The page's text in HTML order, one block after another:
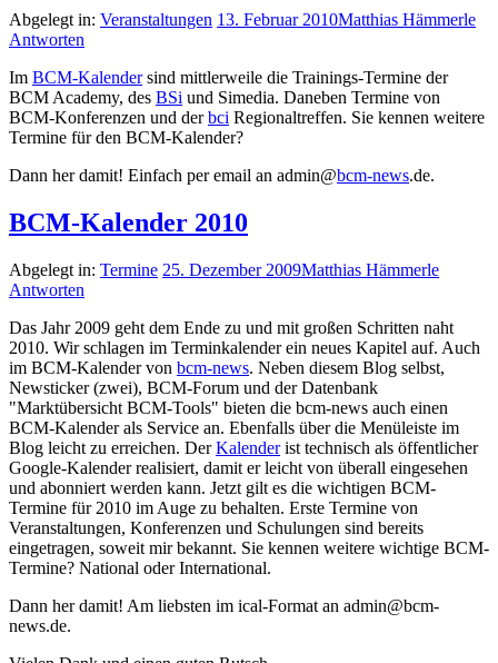
Abgelegt in: Veranstaltungen 13. Februar 2010Matthias Hämmerle
Antworten
Im BCM-Kalendersind mittlerweile die Trainings-Termine der
BCM Academy, des BSi und Simedia. Daneben Termine von
BCM-Konferenzen und derbci Regionaltreffen. Sie kennen weitere
Termine für den BCM-Kalender?
Dann her damit! Einfach per email an admin@bcm-news.de.
BCM-Kalender 2010
Abgelegt in: Termine 25. Dezember 2009Matthias Hämmerle
Antworten
Das Jahr 2009 geht dem Ende zu und mit großen Schritten naht
2010. Wir schlagen im Terminkalender ein neues Kapitel auf. Auch
im BCM-Kalender von bcm-news. Neben diesem Blog selbst,
Newsticker (zwei), BCM-Forum und der Datenbank
"Marktübersicht BCM-Tools" bieten die bcm-news auch einen
BCM-Kalender als Service an. Ebenfalls über die Menüleiste im
Blog leicht zu erreichen. DerKalenderist technisch als öffentlicher
Google-Kalender realisiert, damit er leicht von überall eingesehen
und abonniert werden kann. Jetzt gilt es die wichtigen BCM-
Termine für 2010 im Auge zu behalten. Erste Termine von
Veranstaltungen, Konferenzen und Schulungen sind bereits
eingetragen, soweit mir bekannt. Sie kennen weitere wichtige BCM-
Termine? National oder International.
Dann her damit! Am liebsten im ical-Format an admin@bcm-
news.de.